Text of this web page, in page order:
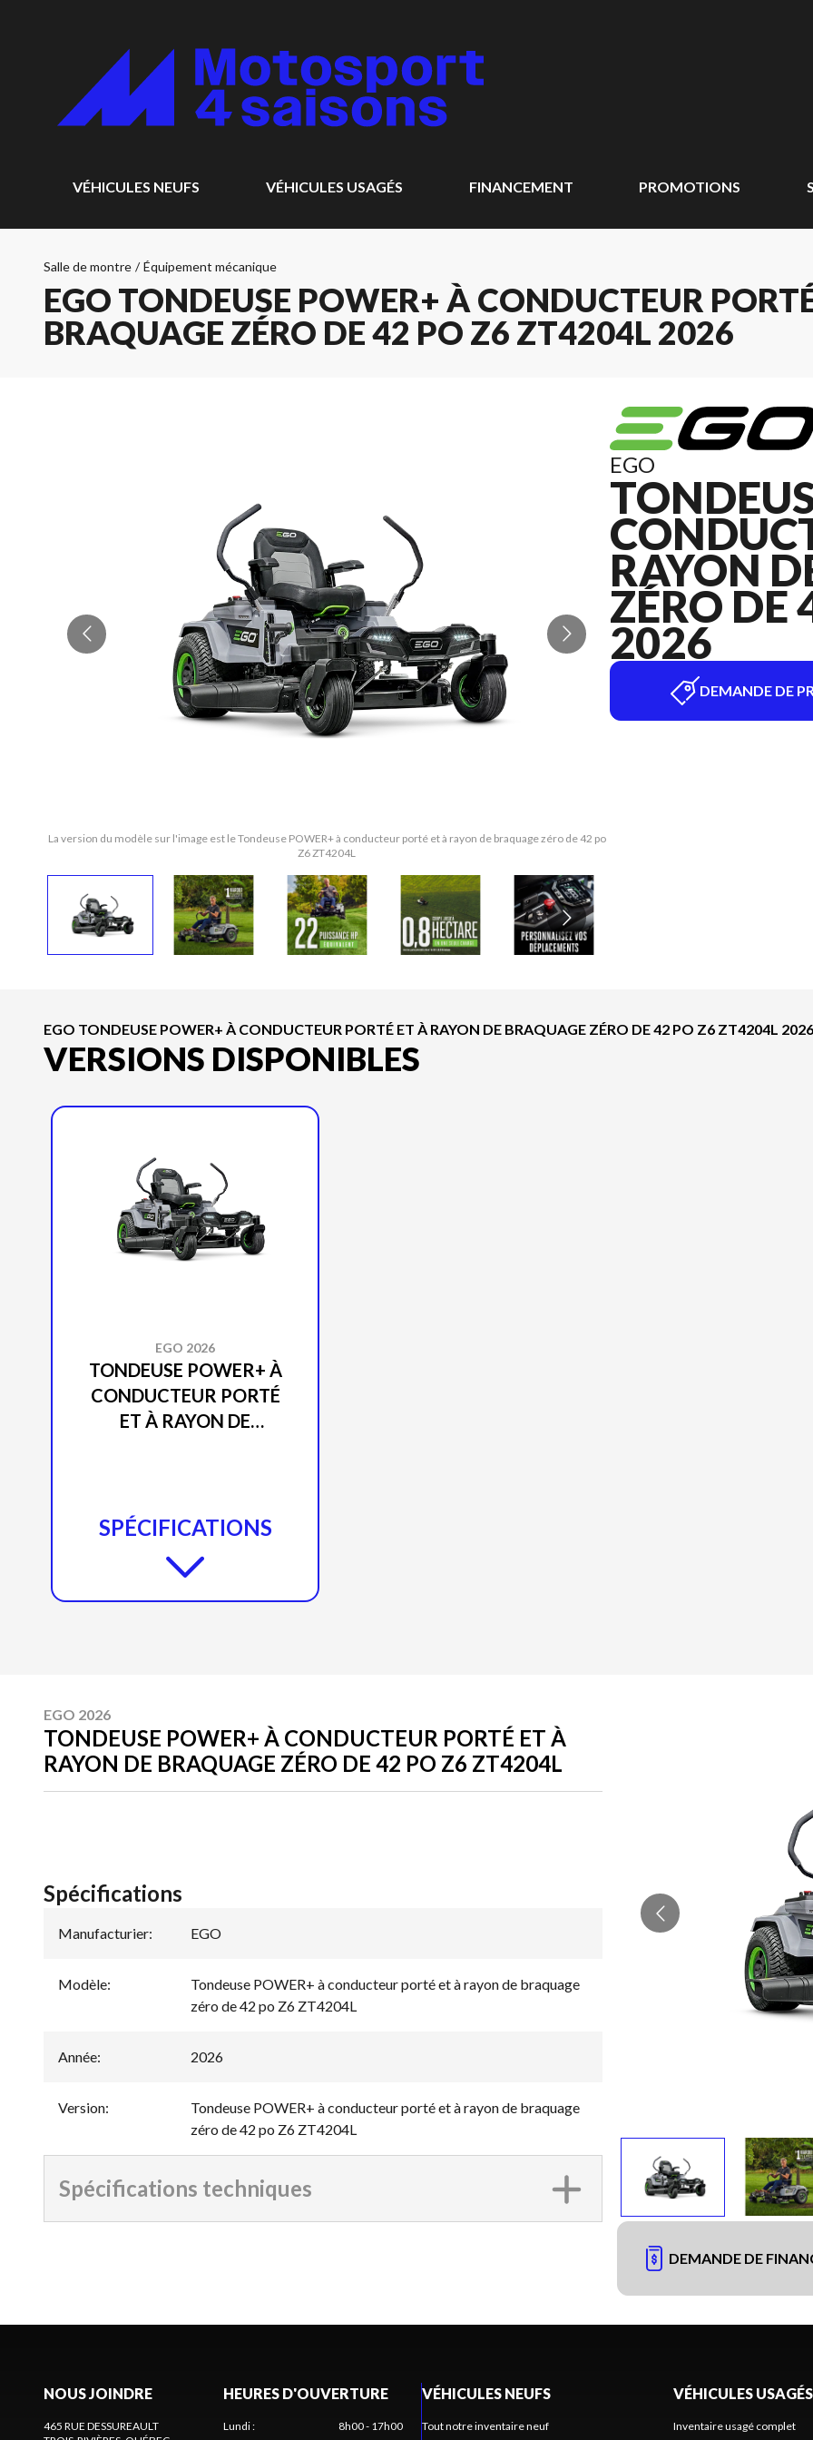
VÉHICULES NEUFS VÉHICULES USAGÉS FINANCEMENT PROMOTIONS
Salle de montre / Équipement mécanique
EGO TONDEUSE POWER+ À CONDUCTEUR
BRAQUAGE ZÉRO DE 42 PO Z6 ZT4204L 2026
La version du modèle sur l'image est le Tondeuse POWER+ à conducteur porté et à rayon de braquage zéro de 42 po
Z6 ZT4204L
EGO
RAYON
ZÉRO DE
2026
DEMANDE DE
EGO TONDEUSE POWER+ À CONDUCTEUR PORTÉ ET À RAYON DE BRAQUAGE ZÉRO DE 42 PO Z6 ZT4204L 2026
VERSIONS DISPONIBLES
EGO 2026
TONDEUSE POWER+ À
CONDUCTEUR PORTÉ
ET À RAYON DE
SPÉCIFICATIONS
EGO 2026
TONDEUSE POWER+ À CONDUCTEUR PORTÉ ET À
RAYON DE BRAQUAGE ZÉRO DE 42 PO Z6 ZT4204L
DEMANDE DE
Spécifications
Manufacturier: EGO
Modèle:
Tondeuse POWER+ à conducteur porté et à rayon de braquage
zéro de 42 po Z6 ZT4204L
Année: 2026
Version:
Tondeuse POWER+ à conducteur porté et à rayon de braquage
zéro de 42 po Z6 ZT4204L
Spécifications techniques
NOUS JOINDRE
465 RUE DESSUREAULT
HEURES D'OUVERTURE
Lundi: 8h00 - 17h00
VÉHICULES NEUFS
Tout notre inventaire neuf
VÉHICULES USAGÉS
Inventaire usagé complet